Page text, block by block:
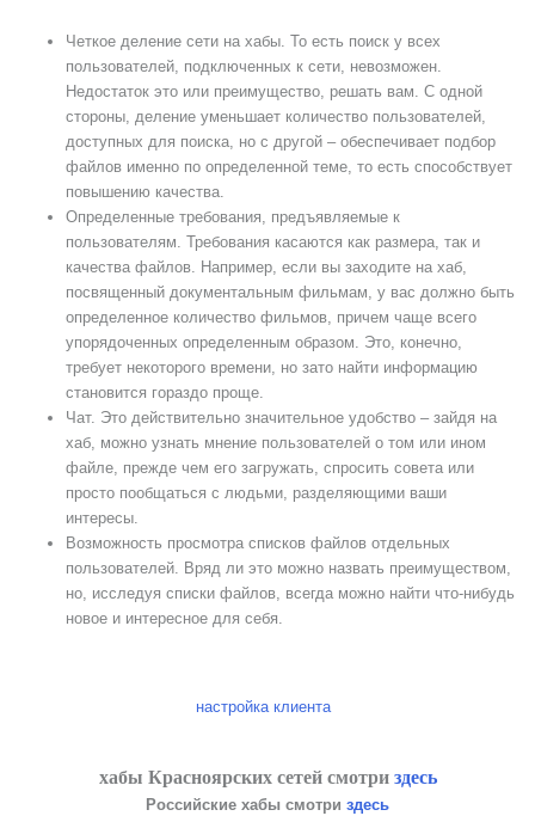
Четкое деление сети на хабы. То есть поиск у всех
пользователей, подключенных к сети, невозможен.
Недостаток это или преимущество, решать вам. С одной
стороны, деление уменьшает количество пользователей,
доступных для поиска, но с другой – обеспечивает подбор
файлов именно по определенной теме, то есть способствует
повышению качества.
Определенные требования, предъявляемые к
пользователям. Требования касаются как размера, так и
качества файлов. Например, если вы заходите на хаб,
посвященный документальным фильмам, у вас должно быть
определенное количество фильмов, причем чаще всего
упорядоченных определенным образом. Это, конечно,
требует некоторого времени, но зато найти информацию
становится гораздо проще.
Чат. Это действительно значительное удобство – зайдя на
хаб, можно узнать мнение пользователей о том или ином
файле, прежде чем его загружать, спросить совета или
просто пообщаться с людьми, разделяющими ваши
интересы.
Возможность просмотра списков файлов отдельных
пользователей. Вряд ли это можно назвать преимуществом,
но, исследуя списки файлов, всегда можно найти что-нибудь
новое и интересное для себя.
настройка клиента
хабы Красноярских сетей смотри здесь
Российские хабы смотри здесь